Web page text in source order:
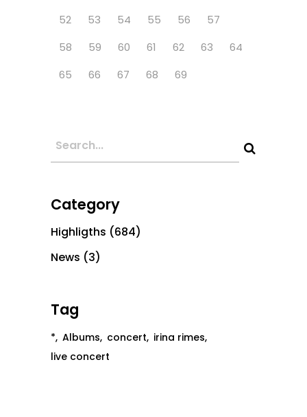
52
53 54 55 56
57
58
59 60 61 62 63
64
65
66 67 68 69
Category
Highligths (684)
News (3)
Tag
* Albums concert irina rimes
live concert